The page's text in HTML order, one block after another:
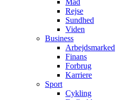
Mad
Rejse
Sundhed
Viden
Business
Arbejdsmarked
Finans
Forbrug
Karriere
Sport
Cykling